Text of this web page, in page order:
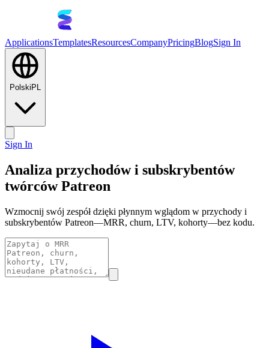
ApplicationsTemplatesResourcesCompanyPricingBlogSign In
Polski PL
Sign In
Analiza przychodów i subskrybentów
twórców Patreon
Wzmocnij swój zespół dzięki płynnym wglądom w przychody i
subskrybentów Patreon—MRR, churn, LTV, kohorty—bez kodu.